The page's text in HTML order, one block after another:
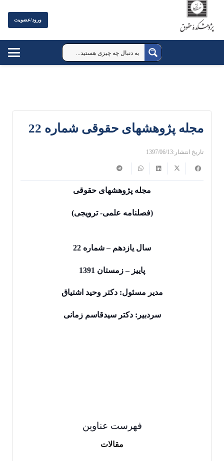
ورود/عضویت
مجله پژوهشهای حقوقی شماره 22
تاریخ انتشار:1397/06/13
مجله پژوهشهای حقوقی
(فصلنامه علمی- ترویجی)
سال یازدهم – شماره 22
پاییز – زمستان 1391
مدیر مسئول: دکتر وحید اشتیاق
سردبیر: دکتر سیدقاسم زمانی
فهرست‌ عناوین‌
مقالات